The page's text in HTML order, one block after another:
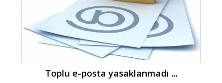
Toplu e-posta yasaklanmadı ...